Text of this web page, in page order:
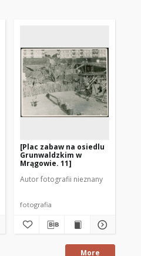
[Plac zabaw na osiedlu
Grunwaldzkim w
Mrągowie. 11]
Autor fotografii nieznany
fotografia
More